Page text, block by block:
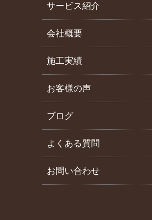
サービス紹介
会社概要
施工実績
お客様の声
ブログ
よくある質問
お問い合わせ